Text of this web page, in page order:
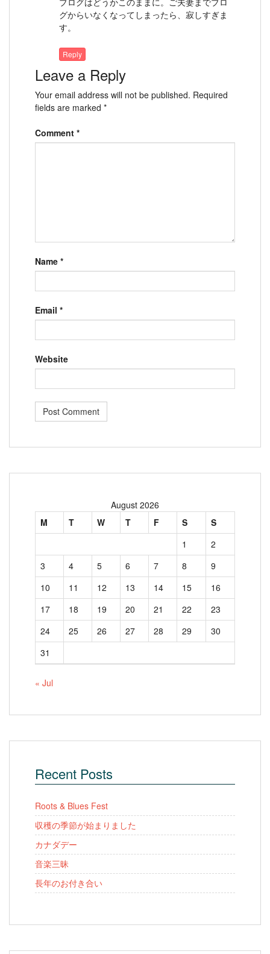
グからいなくなってしまったら、寂しすぎま
す。
Reply
Leave a Reply
Your email address will not be published. Required
fields are marked *
Comment *
Name *
Email *
Website
August 2026
M
T W T F S
S
1
2
3
4 5 6 7 8
9
10
11 12 13 14 15
16
17
18 19 20 21 22
23
24
25 26 27 28 29
30
31
« Jul
Recent Posts
Roots & Blues Fest
収穫の季節が始まりました
カナダデー
音楽三昧
長年のお付き合い